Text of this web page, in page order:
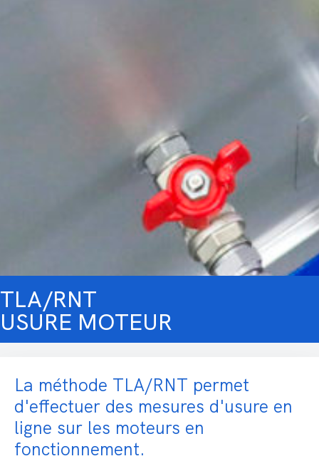
TLA/RNT
USURE MOTEUR
La méthode TLA/RNT permet
d'effectuer des mesures d'usure en
ligne sur les moteurs en
fonctionnement.